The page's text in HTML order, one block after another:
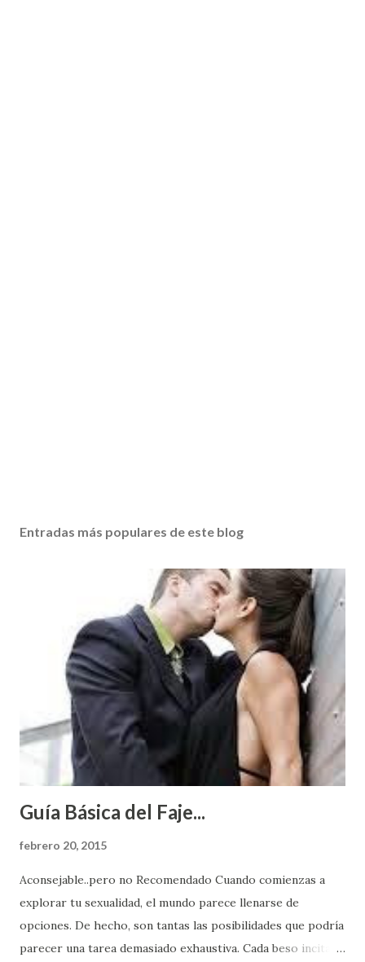
Entradas más populares de este blog
Guía Básica del Faje...
febrero 20, 2015
Aconsejable..pero no Recomendado Cuando comienzas a
explorar tu sexualidad, el mundo parece llenarse de
opciones. De hecho, son tantas las posibilidades que podría
parecer una tarea demasiado exhaustiva. Cada beso incita